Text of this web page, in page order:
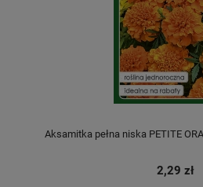
Aksamitka pełna niska PETITE
2,29 zł